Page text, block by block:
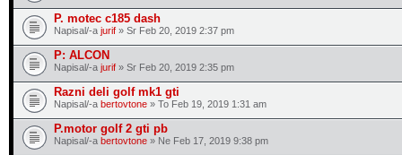
P. motec c185 dash
Napisal/-a jurif » Sr Feb 20, 2019 2:37 pm
P: ALCON
Napisal/-a jurif » Sr Feb 20, 2019 2:35 pm
Razni deli golf mk1 gti
Napisal/-a bertovtone » To Feb 19, 2019 1:31 am
P.motor golf 2 gti pb
Napisal/-a bertovtone » Ne Feb 17, 2019 9:38 pm